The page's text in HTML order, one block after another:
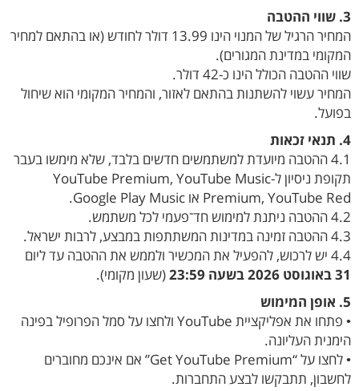
3. שווי ההטבה
המחיר הרגיל של המנוי הינו 13.99 דולר לחודש (או בהתאם למחיר
המקומי במדינת המגורים).
שווי ההטבה הכולל הינו כ-42 דולר.
המחיר עשוי להשתנות בהתאם לאזור, והמחיר המקומי הוא שיחול
בפועל.
4. תנאי זכאות
4.1 ההטבה מיועדת למשתמשים חדשים בלבד, שלא מימשו בעבר
תקופת ניסיון ל-YouTube Premium, YouTube Music
Premium, YouTube Red או Google Play Music.
4.2 ההטבה ניתנת למימוש חד־פעמי לכל משתמש.
4.3 ההטבה זמינה במדינות המשתתפות במבצע, לרבות ישראל.
4.4 יש לרכוש, להפעיל את המכשיר ולממש את ההטבה עד ליום
31 באוגוסט 2026 בשעה 23:59
(שעון מקומי).
5. אופן המימוש
• פתחו את אפליקציית YouTube ולחצו על סמל הפרופיל בפינה
הימנית העליונה.
• לחצו על “Get YouTube Premium” אם אינכם מחוברים
לחשבון, תתבקשו לבצע התחברות.